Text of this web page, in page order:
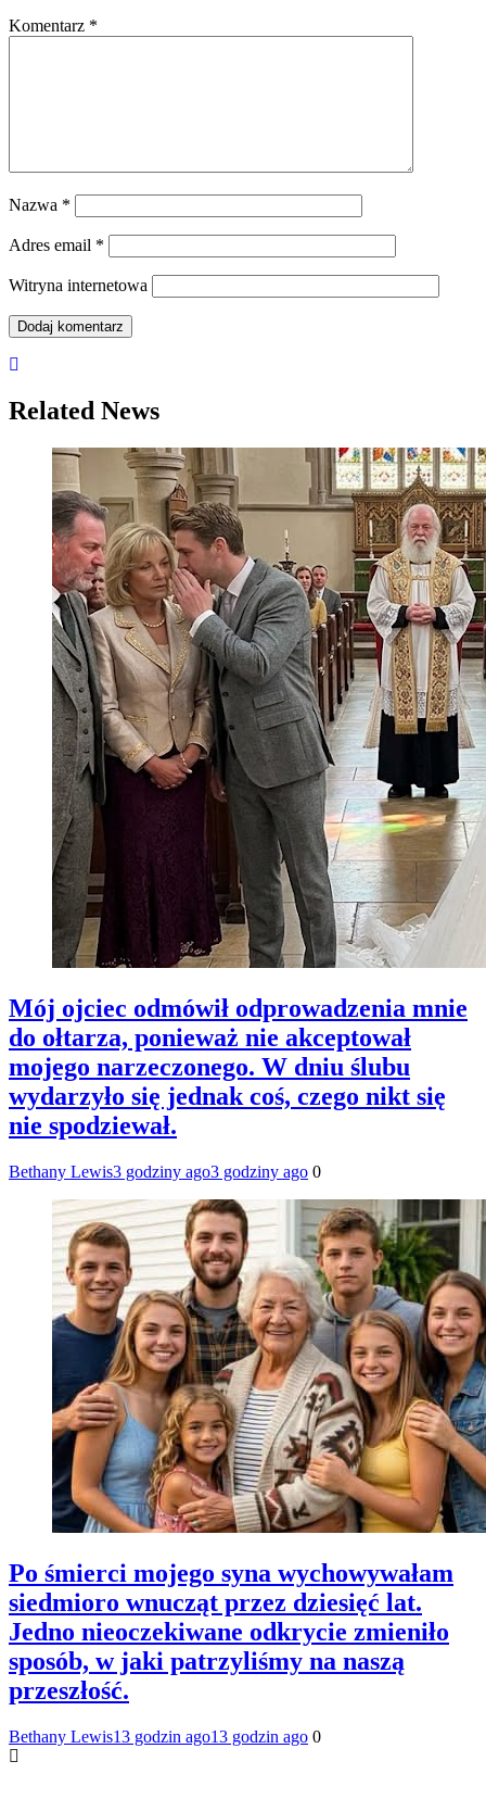
Komentarz *
Nazwa *
Adres email *
Witryna internetowa
Related News
Mój ojciec odmówił odprowadzenia mnie
do ołtarza, ponieważ nie akceptował
mojego narzeczonego. W dniu ślubu
wydarzyło się jednak coś, czego nikt się
nie spodziewał.
Bethany Lewis3 godziny ago3 godziny ago 0
Po śmierci mojego syna wychowywałam
siedmioro wnucząt przez dziesięć lat.
Jedno nieoczekiwane odkrycie zmieniło
sposób, w jaki patrzyliśmy na naszą
przeszłość.
Bethany Lewis13 godzin ago13 godzin ago 0